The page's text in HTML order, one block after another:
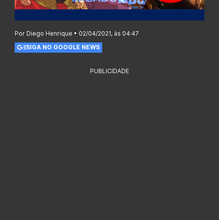
Por Diego Henrique • 02/04/2021, às 04:47
SIGA NO GOOGLE NEWS
PUBLICIDADE